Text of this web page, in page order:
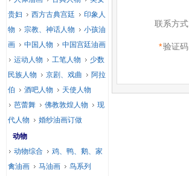
联系方式
*验证码
贵妇
西方古典宫廷
印象人
物
宗教、神话人物
小孩油
画
中国人物
中国宫廷油画
运动人物
工笔人物
少数
民族人物
京剧、戏曲
阿拉
伯
酒吧人物
天使人物
芭蕾舞
佛教敦煌人物
现
代人物
婚纱油画订做
动物
动物综合
鸡、鸭、鹅、家
禽油画
马油画
鸟系列